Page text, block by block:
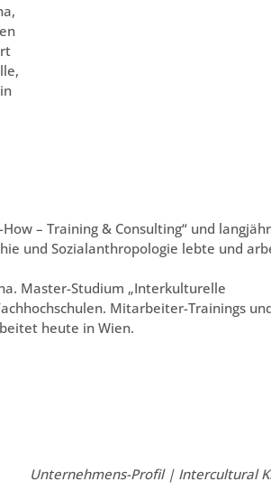
– Training & Consulting“ und
und Sozialanthropologie lebte und
Master-Studium „Interkulturelle
Mitarbeiter-Trainings
heute in Wien.
Unternehmens-Profil | Intercultural